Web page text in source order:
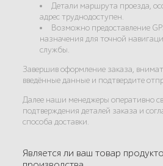
Детали маршрута проезда,
адрес труднодоступен.
Возможно предоставление
назначения для точной
службы.
Завершив оформление заказа,
введённые данные и подтвердите
Далее наши менеджеры оперативно
подтверждения деталей заказа и
способа доставки.
Является ли ваш товар